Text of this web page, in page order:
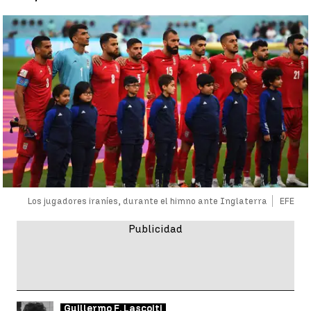
Los jugadores iraníes, durante el himno ante Inglaterra EFE
Guillermo F. Lascoiti